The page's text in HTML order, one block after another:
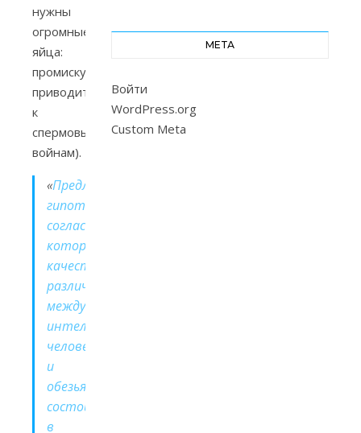
нужны
огромные
яйца:
промискуитет
приводит
к
спермовым
войнам).
«Предложена
гипотеза,
согласно
которой
качественное
различие
между
интеллектом
человека
и
обезьян
состоит
в
МЕТА
Войти
WordPress.org
Custom Meta